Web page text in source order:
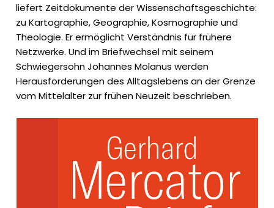
liefert Zeitdokumente der Wissenschaftsgeschichte:
zu Kartographie, Geographie, Kosmographie und
Theologie. Er ermöglicht Verständnis für frühere
Netzwerke. Und im Briefwechsel mit seinem
Schwiegersohn Johannes Molanus werden
Herausforderungen des Alltagslebens an der Grenze
vom Mittelalter zur frühen Neuzeit beschrieben.